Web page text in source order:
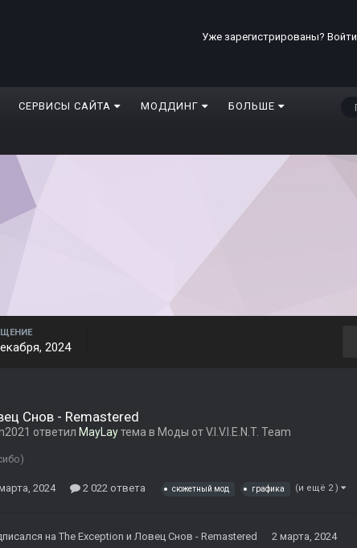
Уже зарегистрированы? Войти
СЕРВИСЫ САЙТА МОДДИНГ БОЛЬШЕ
2024
Снов - Remastered
ответил MayLayтема в Моды от V.I.V.I.E.N.T. Team
2024 2 022 ответа сюжетный мод графика (и ещё 2 )
на The Exception и Ловец Снов - Remastered 2 марта, 2024